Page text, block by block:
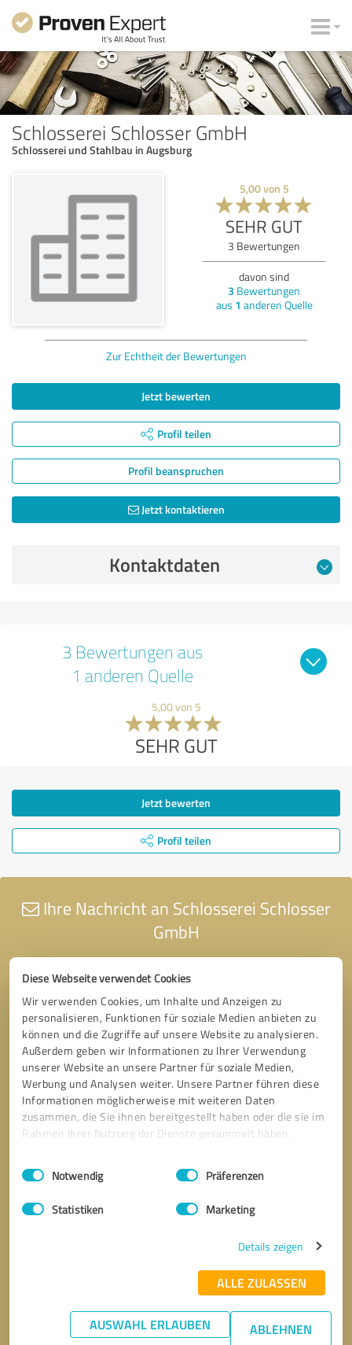
Diese Webseite verwendet Cookies
Wir verwenden Cookies, um Inhalte und Anzeigen zu
personalisieren, Funktionen für soziale Medien anbieten zu
können und die Zugriffe auf unsere Website zu analysieren.
Außerdem geben wir Informationen zu Ihrer Verwendung
unserer Website an unsere Partner für soziale Medien,
Werbung und Analysen weiter. Unsere Partner führen diese
Informationen möglicherweise mit weiteren Daten
zusammen, die Sie ihnen bereitgestellt haben oder die sie im
Rahmen Ihrer Nutzung der Dienste gesammelt haben.
Impressum Datenschutzbestimmungen
Einwilligungsauswahl
Notwendig Präferenzen
Statistiken Marketing
Details zeigen
ALLE ZULASSEN
AUSWAHL ERLAUBEN ABLEHNEN
Schlosserei Schlosser GmbH
Schlosserei und Stahlbau in Augsburg
5,00von 5
SEHR GUT
3 Bewertungen
davon sind
3 Bewertungen
aus 1 anderen Quelle
Zur Echtheit der Bewertungen
Jetzt bewerten
Profil teilen
Profil beanspruchen
Jetzt kontaktieren
Kontaktdaten
3 Bewertungen aus
1 anderen Quelle
5,00 von 5
SEHR GUT
Jetzt bewerten
Profil teilen
Ihre Nachricht an Schlosserei Schlosser
GmbH
* Erforderliche Angaben
Nachricht senden